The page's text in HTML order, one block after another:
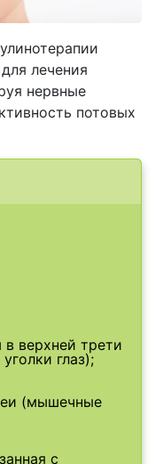
лечения
нервные
потовых
верхней трети
глаз);
(мышечные
с